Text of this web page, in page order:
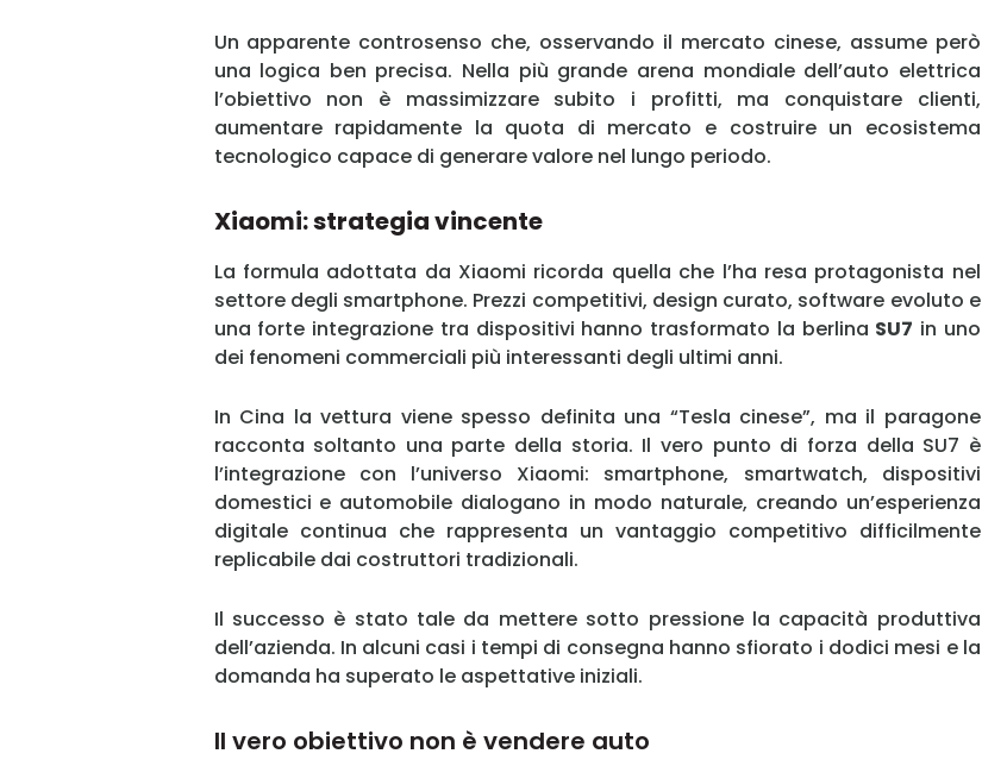
MY INFORICAMBI
Username
Ricordami
Un apparente controsenso che, osservando il mercato cinese, assume però
una logica ben precisa. Nella più grande arena mondiale dell’auto elettrica
l’obiettivo non è massimizzare subito i profitti, ma conquistare clienti,
aumentare rapidamente la quota di mercato e costruire un ecosistema
tecnologico capace di generare valore nel lungo periodo.
Xiaomi: strategia vincente
La formula adottata da Xiaomi ricorda quella che l’ha resa protagonista nel
settore degli smartphone. Prezzi competitivi, design curato, software evoluto e
una forte integrazione tra dispositivi hanno trasformato la berlina SU7 in uno
dei fenomeni commerciali più interessanti degli ultimi anni.
In Cina la vettura viene spesso definita una “Tesla cinese”, ma il paragone
racconta soltanto una parte della storia. Il vero punto di forza della SU7 è
l’integrazione con l’universo Xiaomi: smartphone, smartwatch, dispositivi
domestici e automobile dialogano in modo naturale, creando un’esperienza
digitale continua che rappresenta un vantaggio competitivo difficilmente
replicabile dai costruttori tradizionali.
Il successo è stato tale da mettere sotto pressione la capacità produttiva
dell’azienda. In alcuni casi i tempi di consegna hanno sfiorato i dodici mesi e la
domanda ha superato le aspettative iniziali.
Il vero obiettivo non è vendere auto